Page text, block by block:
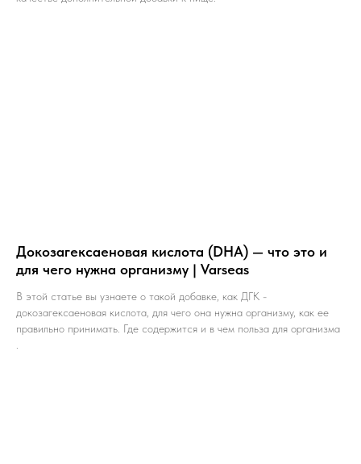
Докозагексаеновая кислота (DHA) — что это и
для чего нужна организму | Varseas
В этой статье вы узнаете о такой добавке, как ДГК -
докозагексаеновая кислота, для чего она нужна организму, как ее
правильно принимать. Где содержится и в чем польза для организма